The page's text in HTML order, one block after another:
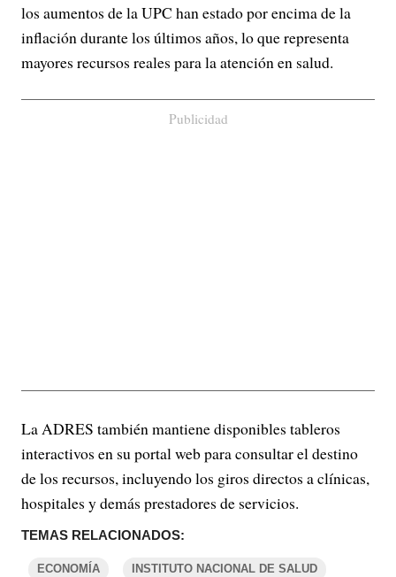
los aumentos de la UPC han estado por encima de la
inflación durante los últimos años, lo que representa
mayores recursos reales para la atención en salud.
Publicidad
La ADRES también mantiene disponibles tableros
interactivos en su portal web para consultar el destino
de los recursos, incluyendo los giros directos a clínicas,
hospitales y demás prestadores de servicios.
TEMAS RELACIONADOS:
ECONOMÍA INSTITUTO NACIONAL DE SALUD